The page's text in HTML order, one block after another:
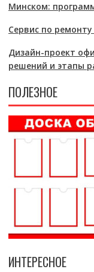
Минском:
Сервис по
Дизайн-проект
решений и этапы
ПОЛЕЗНОЕ
ИНТЕРЕСНОЕ